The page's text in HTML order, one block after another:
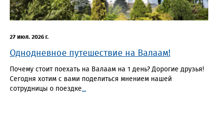
27 июл. 2026 г.
Однодневное путешествие на Валаам!
Почему стоит поехать на Валаам на 1 день? Дорогие друзья!
Сегодня хотим с вами поделиться мнением нашей
сотрудницы о поездке...